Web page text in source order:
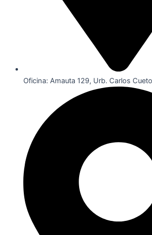
Oficina: Amauta 129, Urb. Carlos